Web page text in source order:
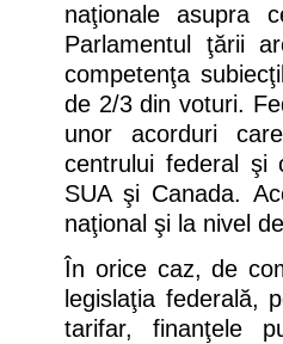
naţionale asupra
Parlamentul ţării
competenţa
de 2/3 din voturi.
unor acorduri
centrului federal şi
SUA şi Canada.
naţional şi la nivel
În orice caz, de
legislaţia federală,
tarifar, finanţele